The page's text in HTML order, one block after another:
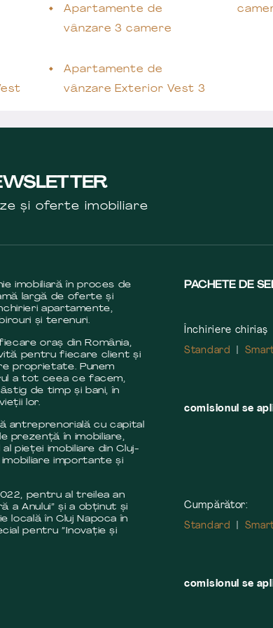
Apartamente de
vânzare 3 camere
Apartamente de
vânzare Exterior Vest 3
și oferte imobiliare
imobiliară în proces de
largă de oferte și
apartamente,
și terenuri.
oraș din România,
pentru fiecare client și
proprietate. Punem
a tot ceea ce facem,
de timp și bani, în
lor.
antreprenorială cu capital
prezență în imobiliare,
pieței imobiliare din Cluj-
imobiliare importante și
pentru al treilea an
a Anului” și a obținut și
locală în Cluj Napoca în
pentru ”Inovație și
PACHETE DE
Închiriere chiriaș
Standard
comisionul se
Cumpărător:
Standard
comisionul se